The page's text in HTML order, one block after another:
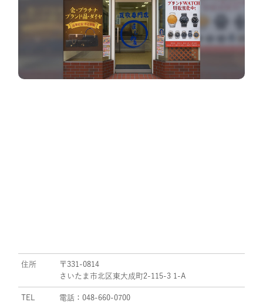
住所
〒331-0814
さいたま市北区東大成町2-115-3 1-A
TEL 電話：048-660-0700